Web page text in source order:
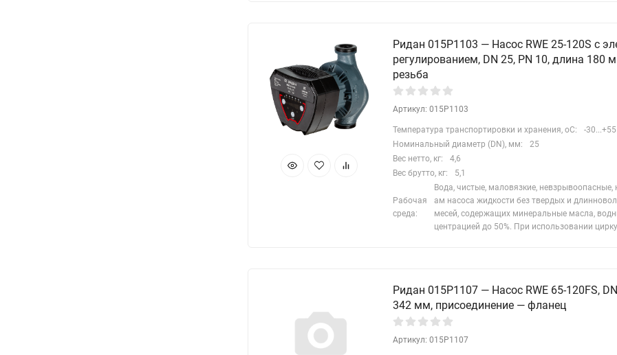
Ридан 015P1103 — Насос RWE 25-120S с
регулированием, DN 25, PN 10, длина 180
резьба
Артикул: 015P1103
Температура транспортировки и хранения, oC:
-30...+55
Номинальный диаметр (DN), мм:
25
Вес нетто, кг:
4,6
Вес брутто, кг:
5,1
Рабочая
среда:
Вода, чистые, маловязкие, невзрывоопасные,
ам насоса жидкости без твердых и
месей, содержащих минеральные масла,
центрацией до 50%. При использовании
Ридан 015P1107 — Насос RWE 65-120FS,
342 мм, присоединение — фланец
Артикул: 015P1107